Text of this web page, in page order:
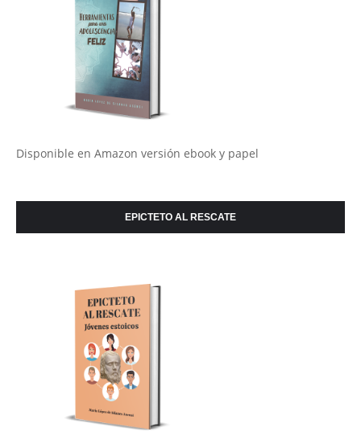
Disponible en Amazon versión ebook y papel
EPICTETO AL RESCATE